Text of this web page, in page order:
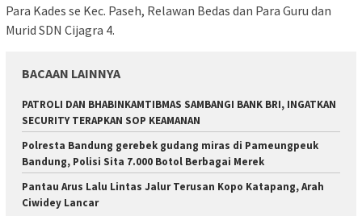
Para Kades se Kec. Paseh, Relawan Bedas dan Para Guru dan
Murid SDN Cijagra 4.
BACAAN LAINNYA
‎PATROLI DAN BHABINKAMTIBMAS SAMBANGI BANK BRI, INGATKAN
SECURITY TERAPKAN SOP KEAMANAN
Polresta Bandung gerebek gudang miras di Pameungpeuk
Bandung, Polisi Sita 7.000 Botol Berbagai Merek
Pantau Arus Lalu Lintas Jalur Terusan Kopo Katapang, Arah
Ciwidey Lancar